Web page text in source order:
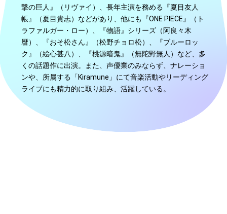
撃の巨人』（リヴァイ）、長年主演を務める『夏目友人
帳』（夏目貴志）などがあり、他にも『ONE PIECE』（ト
ラファルガー・ロー）、『物語』シリーズ（阿良々木
暦）、『おそ松さん』（松野チョロ松）、『ブルーロッ
ク』（絵心甚八）、『桃源暗鬼』（無陀野無人）など、多
くの話題作に出演。また、声優業のみならず、ナレーショ
ンや、所属する「Kiramune」にて音楽活動やリーディング
ライブにも精力的に取り組み、活躍している。